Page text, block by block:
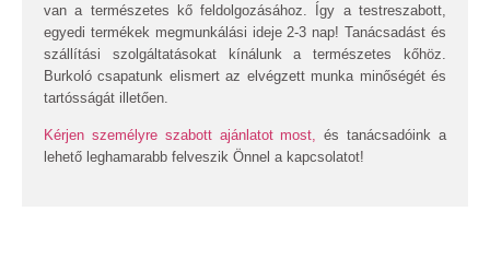
van a természetes kő feldolgozásához. Így a testreszabott,
egyedi termékek megmunkálási ideje 2-3 nap! Tanácsadást és
szállítási szolgáltatásokat kínálunk a természetes kőhöz.
Burkoló csapatunk elismert az elvégzett munka minőségét és
tartósságát illetően.
Kérjen személyre szabott ajánlatot most, és tanácsadóink a
lehető leghamarabb felveszik Önnel a kapcsolatot!